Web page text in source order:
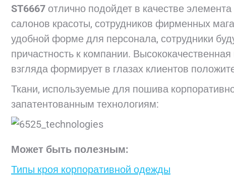
ST6667 отлично подойдет в качестве
салонов красоты, сотрудников фирменных
удобной форме для персонала, сотрудники
причастность к компании.
взгляда формирует в глазах клиентов
Ткани, используемые для пошива
запатентованным технологиям:
Может быть полезным:
Типы кроя корпоративной одежды